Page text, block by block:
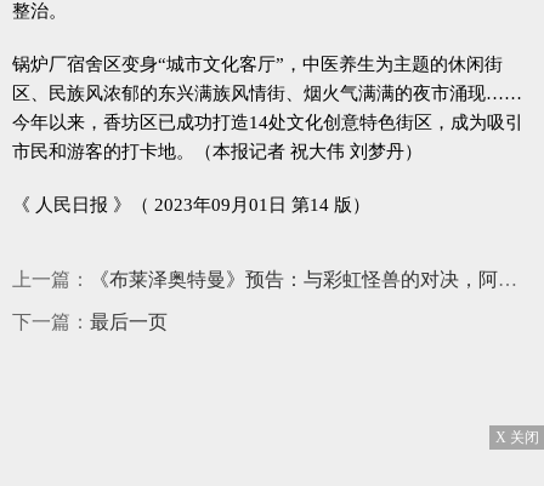
整治。
锅炉厂宿舍区变身“城市文化客厅”，中医养生为主题的休闲街
区、民族风浓郁的东兴满族风情街、烟火气满满的夜市涌现……
今年以来，香坊区已成功打造14处文化创意特色街区，成为吸引
市民和游客的打卡地。（本报记者 祝大伟 刘梦丹）
《 人民日报 》（ 2023年09月01日 第14 版）
上一篇： 《布莱泽奥特曼》预告：与彩虹怪兽的对决，阿斯加隆出动新装备
下一篇： 最后一页
X 关闭